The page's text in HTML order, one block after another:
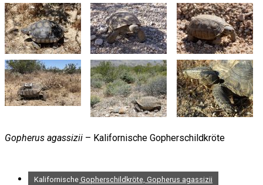
Gopherus agassizii – Kalifornische Gopherschildkröte
Kalifornische Gopherschildkröte, Gopherus agassizii